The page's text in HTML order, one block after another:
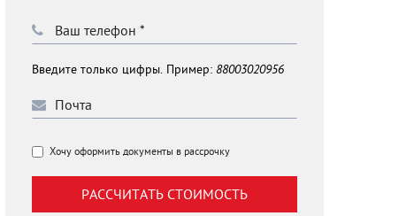
Введите только цифры. Пример: 88003020956
Хочу оформить документы в рассрочку
РАССЧИТАТЬ СТОИМОСТЬ